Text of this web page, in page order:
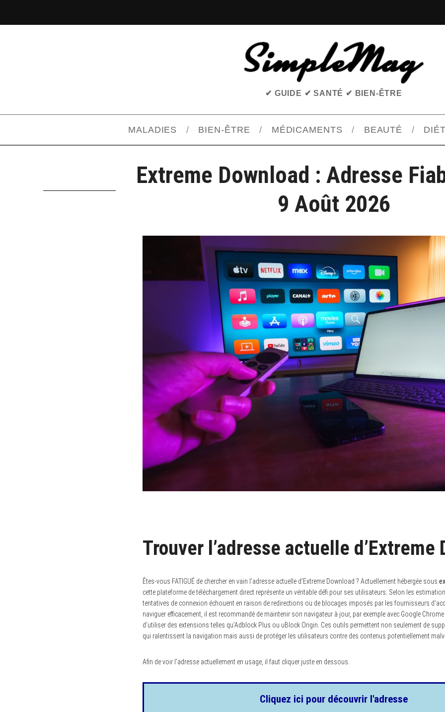
✔ GUIDE ✔ SANTÉ ✔ BIEN-ÊTRE
MALADIES BIEN-ÊTRE MÉDICAMENTS BEAUTÉ
Extreme Download : Adresse
9 Août 2026
Trouver l’adresse actuelle d’Extreme
Êtes-vous FATIGUÉ de chercher en vain l’adresse actuelle d’Extreme Download ? Actuellement hébergée sous
cette plateforme de téléchargement direct représente un véritable défi pour ses utilisateurs. Selon les
tentatives de connexion échouent en raison de redirections ou de blocages imposés par les fournisseurs
naviguer efficacement, il est recommandé de maintenir son navigateur à jour, par exemple avec Google
d’utiliser des extensions telles qu’Adblock Plus ou uBlock Origin. Ces outils permettent non seulement de
qui ralentissent la navigation mais aussi de protéger les utilisateurs contre des contenus potentiellement
Afin de voir l’adresse actuellement en usage, il faut cliquer juste en dessous.
Cliquez ici pour découvrir l'adresse